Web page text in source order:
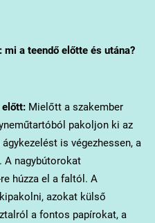
a teendő előtte és utána?
Mielőtt a szakember
pakoljon ki az
is végezhessen, a
A nagybútorokat
húzza el a faltól. A
azokat külső
a fontos papírokat, a